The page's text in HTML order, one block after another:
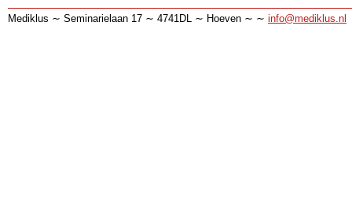
Mediklus ∼ Seminarielaan 17 ∼ 4741DL ∼ Hoeven ∼ ∼ info@mediklus.nl